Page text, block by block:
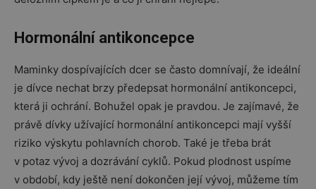
Hormonální antikoncepce
Maminky dospívajících dcer se často domnívají, že ideální
je dívce nechat brzy předepsat hormonální antikoncepci,
která ji ochrání. Bohužel opak je pravdou. Je zajímavé, že
právě dívky užívající hormonální antikoncepci mají vyšší
riziko výskytu pohlavních chorob. Také je třeba brát
v potaz vývoj a dozrávání cyklů. Pokud plodnost uspíme
v období, kdy ještě není dokončen její vývoj, můžeme tím